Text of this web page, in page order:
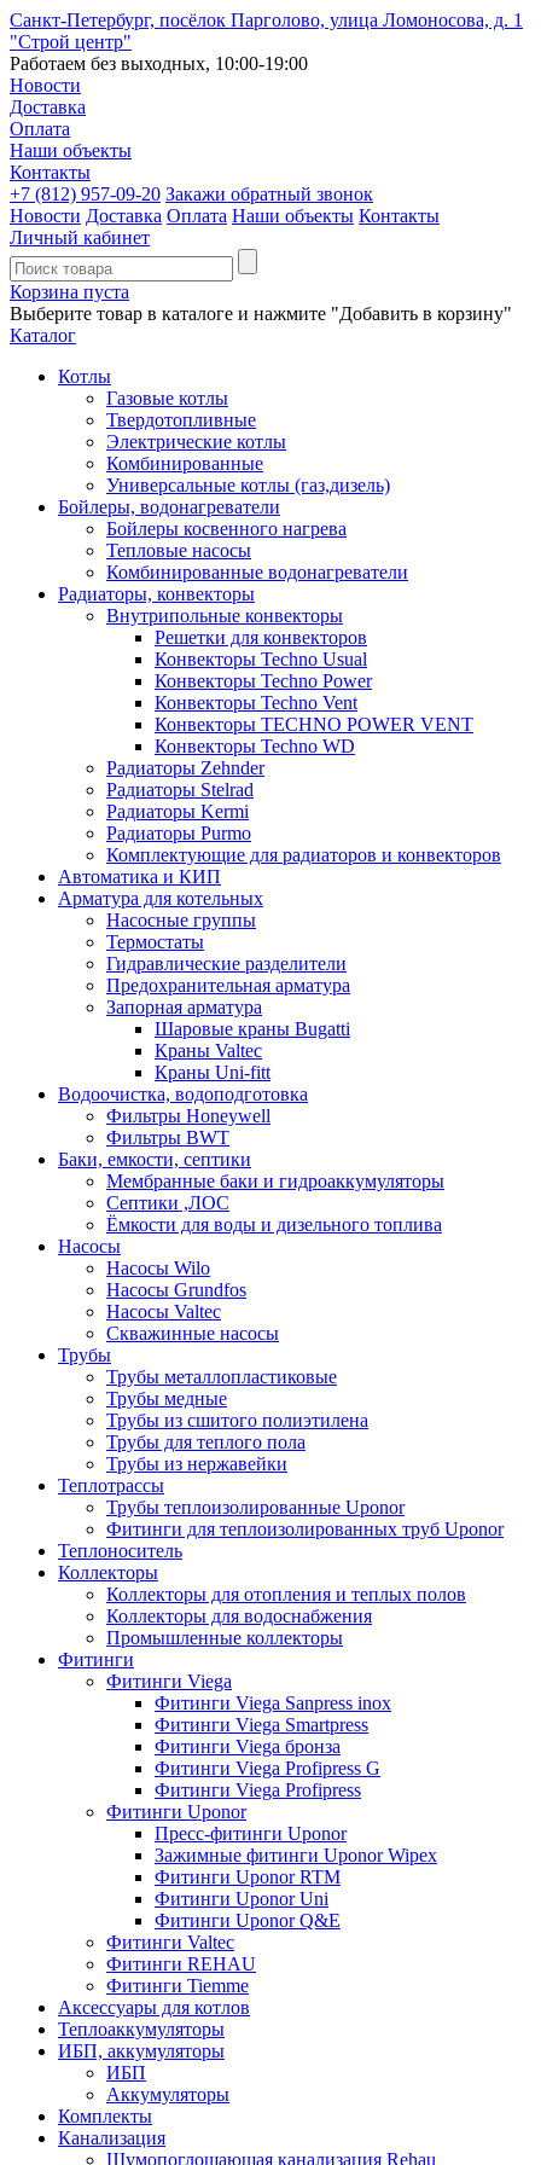
Санкт-Петербург, посёлок Парголово, улица Ломоносова, д. 1
"Строй центр"
Работаем без выходных, 10:00-19:00
Новости
Доставка
Оплата
Наши объекты
Контакты
+7 (812) 957-09-20 Закажи обратный звонок
Новости Доставка Оплата Наши объекты Контакты
Личный кабинет
Корзина пуста
Выберите товар в каталоге и нажмите "Добавить в корзину"
Каталог
Котлы
Газовые котлы
Твердотопливные
Электрические котлы
Комбинированные
Универсальные котлы (газ,дизель)
Бойлеры, водонагреватели
Бойлеры косвенного нагрева
Тепловые насосы
Комбинированные водонагреватели
Радиаторы, конвекторы
Внутрипольные конвекторы
Решетки для конвекторов
Конвекторы Techno Usual
Конвекторы Techno Power
Конвекторы Techno Vent
Конвекторы TECHNO POWER VENT
Конвекторы Techno WD
Радиаторы Zehnder
Радиаторы Stelrad
Радиаторы Kermi
Радиаторы Purmo
Комплектующие для радиаторов и конвекторов
Автоматика и КИП
Арматура для котельных
Насосные группы
Термостаты
Гидравлические разделители
Предохранительная арматура
Запорная арматура
Шаровые краны Bugatti
Краны Valtec
Краны Uni-fitt
Водоочистка, водоподготовка
Фильтры Honeywell
Фильтры BWT
Баки, емкости, септики
Мембранные баки и гидроаккумуляторы
Септики ,ЛОС
Ёмкости для воды и дизельного топлива
Насосы
Насосы Wilo
Насосы Grundfos
Насосы Valtec
Скважинные насосы
Трубы
Трубы металлопластиковые
Трубы медные
Трубы из сшитого полиэтилена
Трубы для теплого пола
Трубы из нержавейки
Теплотрассы
Трубы теплоизолированные Uponor
Фитинги для теплоизолированных труб Uponor
Теплоноситель
Коллекторы
Коллекторы для отопления и теплых полов
Коллекторы для водоснабжения
Промышленные коллекторы
Фитинги
Фитинги Viega
Фитинги Viega Sanpress inox
Фитинги Viega Smartpress
Фитинги Viega бронза
Фитинги Viega Profipress G
Фитинги Viega Profipress
Фитинги Uponor
Пресс-фитинги Uponor
Зажимные фитинги Uponor Wipex
Фитинги Uponor RTM
Фитинги Uponor Uni
Фитинги Uponor Q&E
Фитинги Valtec
Фитинги REHAU
Фитинги Tiemme
Аксессуары для котлов
Теплоаккумуляторы
ИБП, аккумуляторы
ИБП
Аккумуляторы
Комплекты
Канализация
Шумопоглощающая канализация Rehau